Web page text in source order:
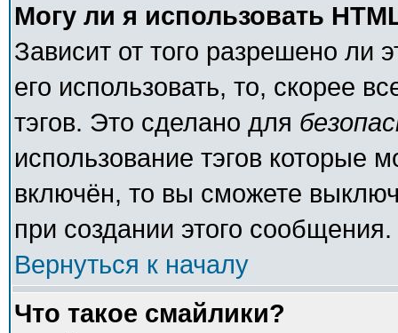
Могу ли я использовать
Зависит от того разрешено ли
его использовать, то, скорее
тэгов. Это сделано для
использование тэгов которые
включён, то вы сможете
при создании этого сообщения.
Вернуться к началу
Что такое смайлики?